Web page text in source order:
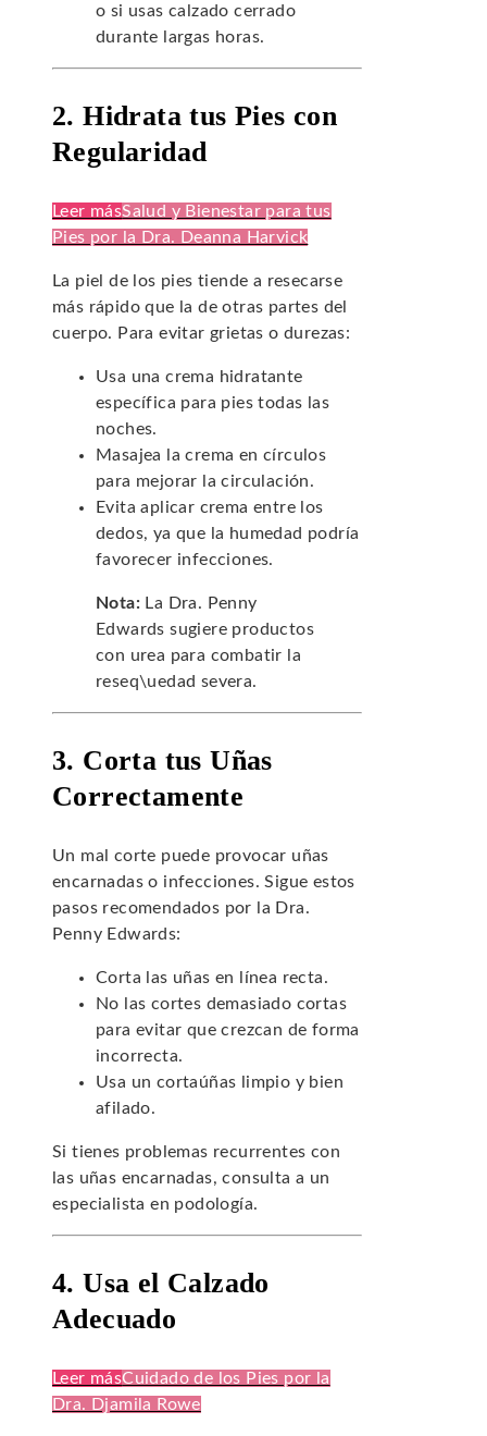
o si usas calzado cerrado
durante largas horas.
2. Hidrata tus Pies con
Regularidad
Leer másSalud y Bienestar para tus
Pies por la Dra. Deanna Harvick
La piel de los pies tiende a resecarse
más rápido que la de otras partes del
cuerpo. Para evitar grietas o durezas:
Usa una crema hidratante
específica para pies todas las
noches.
Masajea la crema en círculos
para mejorar la circulación.
Evita aplicar crema entre los
dedos, ya que la humedad podría
favorecer infecciones.
Nota: La Dra. Penny
Edwards sugiere productos
con urea para combatir la
reseq\uedad severa.
3. Corta tus Uñas
Correctamente
Un mal corte puede provocar uñas
encarnadas o infecciones. Sigue estos
pasos recomendados por la Dra.
Penny Edwards:
Corta las uñas en línea recta.
No las cortes demasiado cortas
para evitar que crezcan de forma
incorrecta.
Usa un cortaúñas limpio y bien
afilado.
Si tienes problemas recurrentes con
las uñas encarnadas, consulta a un
especialista en podología.
4. Usa el Calzado
Adecuado
Leer másCuidado de los Pies por la
Dra. Djamila Rowe